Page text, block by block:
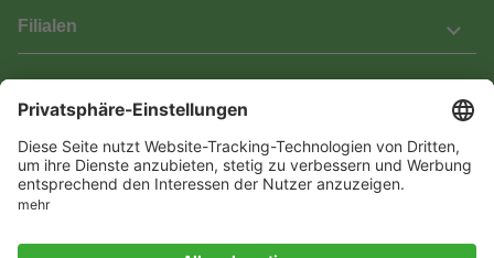
Filialen
Barrierefreiheit
Wir bemühen uns, unsere Website barrierefrei zu gestalten.
Einige Inhalte und Funktionen sind derzeit jedoch noch nicht
vollständig zugänglich. Wenn Sie auf Barrieren stoßen oder Hilfe
benötigen, kontaktieren Sie uns bitte unter service[at]knutzen.de.
Vertrag widerrufen
© 2026 Das Laminat & Parketthaus GmbH